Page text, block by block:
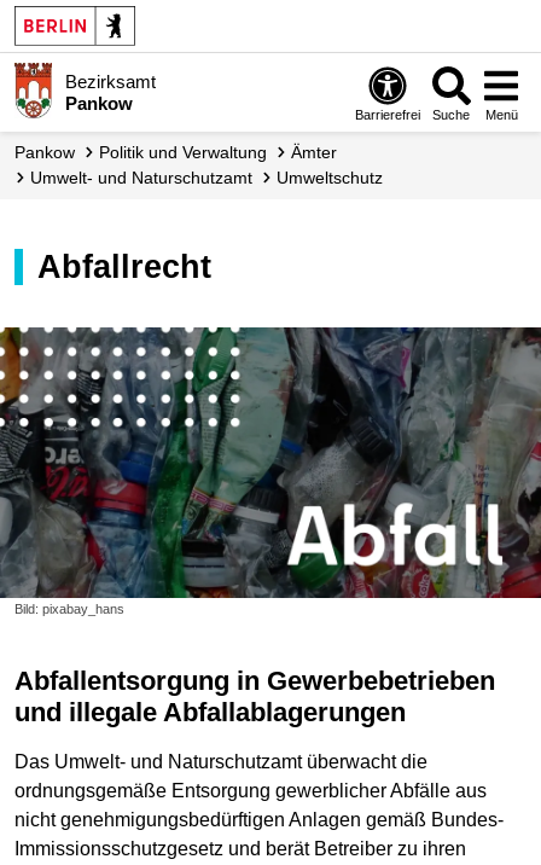
Bezirksamt
Pankow
Barrierefrei Suche Menü
Pankow Politik und Verwaltung
Ämter
Umwelt- und Naturschutzamt
Umweltschutz
Abfallrecht
Bild: pixabay_hans
Abfallentsorgung in Gewerbebetrieben
und illegale Abfallablagerungen
Das Umwelt- und Naturschutzamt überwacht die
ordnungsgemäße Entsorgung gewerblicher Abfälle aus
nicht genehmigungsbedürftigen Anlagen gemäß Bundes-
Immissionsschutzgesetz und berät Betreiber zu ihren